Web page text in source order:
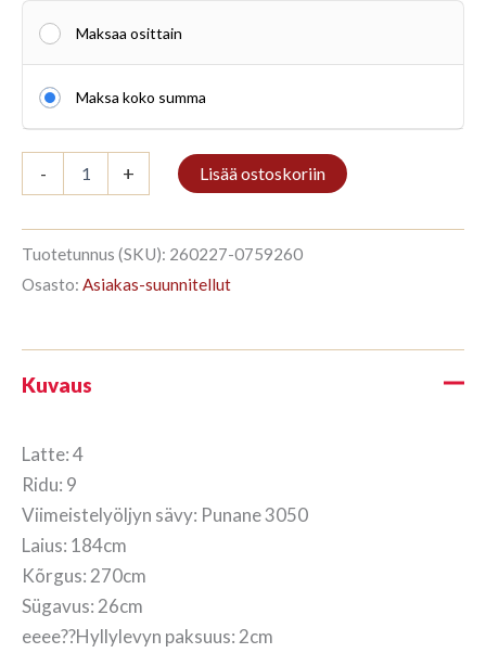
Maksaa osittain
Maksa koko summa
-
4/9
Punane
määrä
+ Lisää ostoskoriin
Tuotetunnus (SKU): 260227-0759260
Osasto: Asiakas-suunnitellut
Kuvaus
Latte: 4
Ridu: 9
Viimeistelyöljyn sävy: Punane 3050
Laius: 184cm
Kõrgus: 270cm
Sügavus: 26cm
eeee??Hyllylevyn paksuus: 2cm